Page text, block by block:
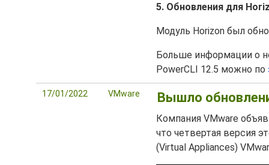
5. Обновления для
Модуль Horizon был
Больше информации о
PowerCLI 12.5 можно по
17/01/2022 VMware Вышло
Компания VMware
что четвертая версия
(Virtual Appliances)